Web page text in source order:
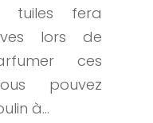
tuiles fera
lors de
ces
pouvez
à...